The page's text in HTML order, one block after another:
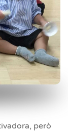
però